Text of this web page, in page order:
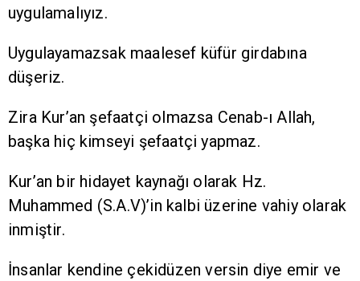
uygulamalıyız.
Uygulayamazsak maalesef küfür girdabına
düşeriz.
Zira Kur’an şefaatçi olmazsa Cenab-ı Allah,
başka hiç kimseyi şefaatçi yapmaz.
Kur’an bir hidayet kaynağı olarak Hz.
Muhammed (S.A.V)’in kalbi üzerine vahiy olarak
inmiştir.
İnsanlar kendine çekidüzen versin diye emir ve